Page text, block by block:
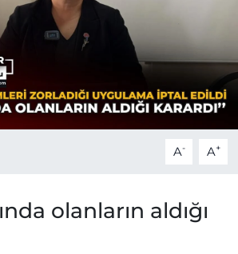
A- A+
olanların aldığı